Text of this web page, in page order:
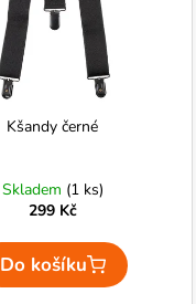
Kšandy černé
Skladem (1 ks)
299 Kč
Do košíku